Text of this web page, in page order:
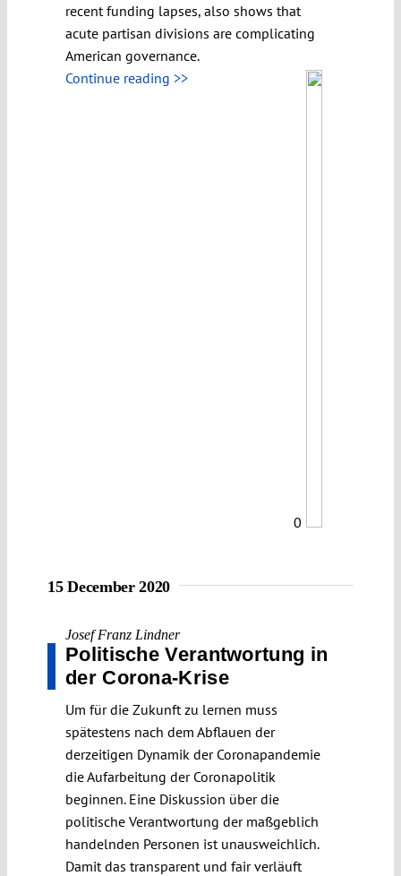
recent funding lapses, also shows that
acute partisan divisions are complicating
American governance.
Continue reading >>
0
15 December 2020
Josef Franz Lindner
Politische Verantwortung in
der Corona-Krise
Um für die Zukunft zu lernen muss
spätestens nach dem Abflauen der
derzeitigen Dynamik der Coronapandemie
die Aufarbeitung der Coronapolitik
beginnen. Eine Diskussion über die
politische Verantwortung der maßgeblich
handelnden Personen ist unausweichlich.
Damit das transparent und fair verläuft